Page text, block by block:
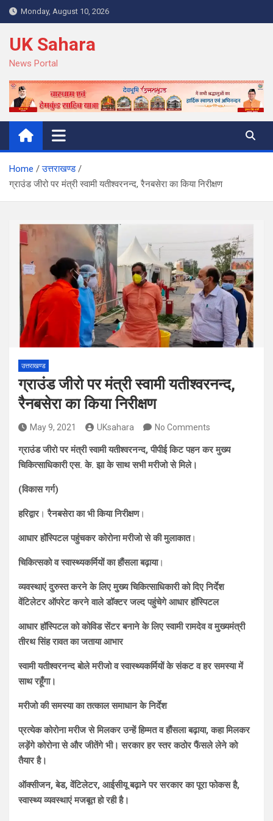
Skip
to
content
Monday, August 10, 2026
UK Sahara
News Portal
Home
उत्तराखण्ड
ग्राउंड जीरो पर मंत्री स्वामी यतीश्वरनन्द, रैनबसेरा का किया निरीक्षण
उत्तराखण्ड
ग्राउंड जीरो पर मंत्री स्वामी यतीश्वरनन्द,
रैनबसेरा का किया निरीक्षण
May 9, 2021 UKsahara No Comments
ग्राउंड जीरो पर मंत्री स्वामी यतीश्वरनन्द, पीपीई किट पहन कर मुख्य
चिकित्साधिकारी एस. के. झा के साथ सभी मरीजो से मिले।
(विकास गर्ग)
हरिद्वार।रैनबसेरा का भी किया निरीक्षण।
आधार हॉस्पिटल पहुंचकर कोरोना मरीजो से की मुलाकात।
चिकित्सको व स्वास्थ्यकर्मियों का हौंसला बढ़ाया।
व्यवस्थाएं दुरुस्त करने के लिए मुख्य चिकित्साधिकारी को दिए निर्देश
वेंटिलेटर ऑपरेट करने वाले डॉक्टर जल्द पहुंचेगे आधार हॉस्पिटल
आधार हॉस्पिटल को कोविड सेंटर बनाने के लिए स्वामी रामदेव व मुख्यमंत्री
तीरथ सिंह रावत का जताया आभार
स्वामी यतीश्वरनन्द बोले मरीजो व स्वास्थ्यकर्मियों के संकट व हर समस्या में
साथ रहूँगा।
मरीजो की समस्या का तत्काल समाधान के निर्देश
प्रत्येक कोरोना मरीज से मिलकर उन्हें हिम्मत व हौंसला बढ़ाया, कहा मिलकर
लड़ेंगे कोरोना से और जीतेंगे भी। सरकार हर स्तर कठोर फैंसले लेने को
तैयार है।
ऑक्सीजन, बेड, वेंटिलेटर, आईसीयू बढ़ाने पर सरकार का पूरा फोकस है,
स्वास्थ्य व्यवस्थाएं मजबूत हो रही है।